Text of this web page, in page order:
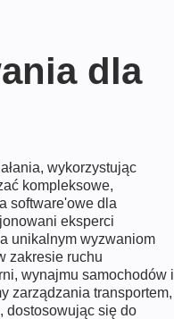
dla
wykorzystując
kompleksowe,
software'owe dla
eksperci
unikalnym wyzwaniom
zakresie ruchu
wynajmu samochodów i
zarządzania transportem,
dostosowując się do